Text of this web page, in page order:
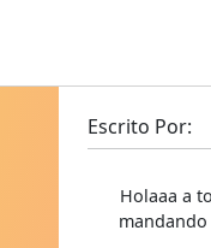
Escrito Por:
Holaaa a